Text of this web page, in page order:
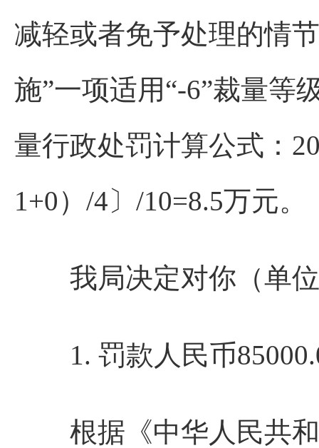
减轻或者免予处理的情
施”一项适用“-6”裁量等
量行政处罚计算公式：
1+0）/4〕/10=8.5万元。
我局决定对你（单位
1. 罚款人民币
根据《中华人民共和